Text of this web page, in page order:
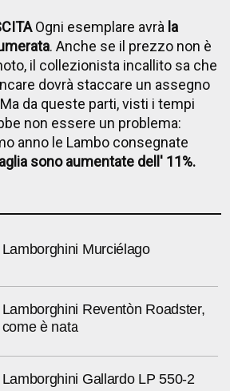
Ogni esemplare avrà la
. Anche se il prezzo non è
il collezionista incallito sa che
dovrà staccare un assegno
da queste parti, visti i tempi
non essere un problema:
anno le Lambo consegnate
sono aumentate dell' 11%.
Lamborghini Murciélago
Lamborghini Reventòn Roadster,
come è nata
Lamborghini Gallardo LP 550-2